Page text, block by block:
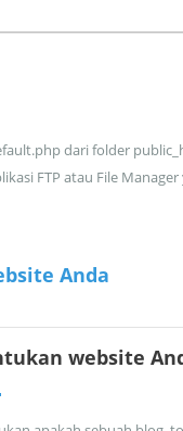
dari folder
FTP atau File Manager
Anda
website